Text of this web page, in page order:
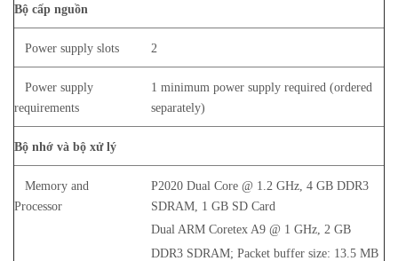
Bộ cấp nguồn
Power supply slots 2
Power supply
requirements
1 minimum power supply required (ordered
separately)
Bộ nhớ và bộ xử lý
Memory and
Processor
P2020 Dual Core @ 1.2 GHz, 4 GB DDR3
SDRAM, 1 GB SD Card
Dual ARM Coretex A9 @ 1 GHz, 2 GB
DDR3 SDRAM; Packet buffer size: 13.5 MB